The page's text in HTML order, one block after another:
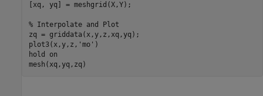
[xq, yq] = meshgrid(X,Y);
% Interpolate and Plot
zq = griddata(x,y,z,xq,yq);
plot3(x,y,z, 'mo' )
hold
on
mesh(xq,yq,zq)